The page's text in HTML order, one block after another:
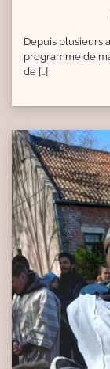
Depuis plusieurs
programme de
de […]